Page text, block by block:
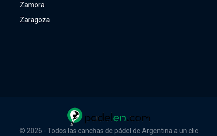
Zamora
Zaragoza
© 2026 - Todos las canchas de pádel de Argentina a un clic